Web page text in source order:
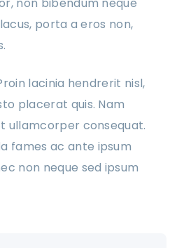
porta a eros non,
lacinia hendrerit nisl,
placerat quis. Nam
ullamcorper consequat.
fames ac ante ipsum
non neque sed ipsum